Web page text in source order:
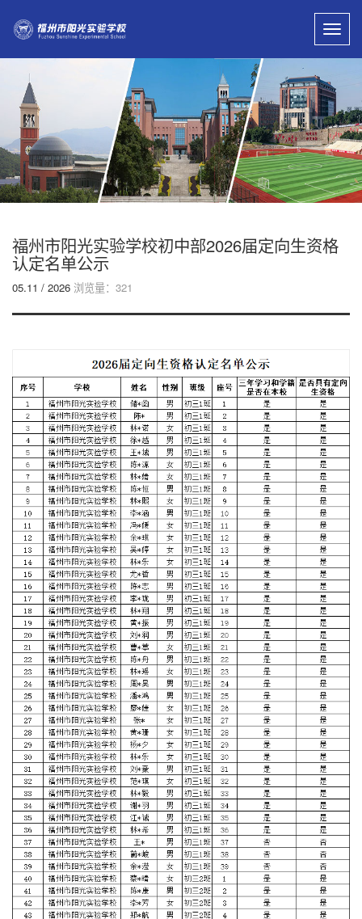
福州市阳光实验学校初中部2026届定向生资格
认定名单公示
05.11 / 2026 浏览量：321